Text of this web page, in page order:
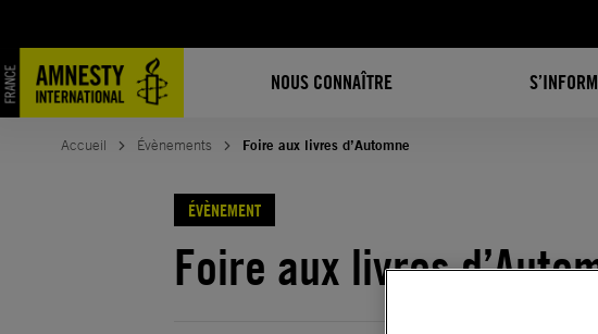
NOUS CONNAÎTRE
Accueil Évènements Foire aux livres d’Automne
ÉVÈNEMENT
Foire aux livres